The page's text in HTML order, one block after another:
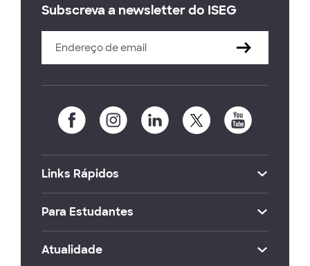
Subscreva a newsletter do ISEG
Links Rápidos
Para Estudantes
Atualidade